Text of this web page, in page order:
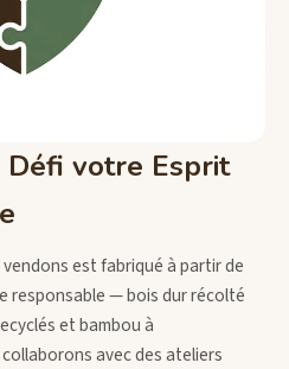
Défi votre Esprit
est fabriqué à partir de
responsable — bois dur récolté
et bambou à
avec des ateliers